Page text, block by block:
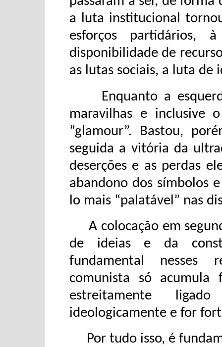
a luta institucional
esforços partidários,
disponibilidade de
as lutas sociais, a luta de
Enquanto a
maravilhas e inclusive
“glamour”. Bastou,
seguida a vitória da
deserções e as perdas
abandono dos símbolos
lo mais “palatável” nas
A colocação em
de ideias e da
fundamental nesses
comunista só acumula
estreitamente
ideologicamente e for
Por tudo isso, é